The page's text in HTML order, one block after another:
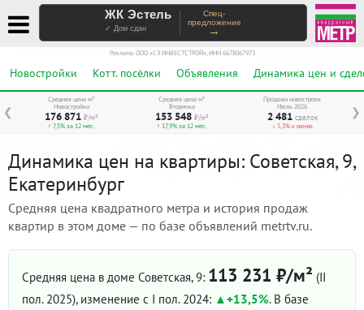
ЖК Эстель
✓ Дом сдан
Спец-
предложение
→
Реклама. ООО «СЗ ИНВЕСТСТРОЙ», ИНН 6678067973
Новостройки Котт. посёлки Объявления Динамика цен и
❮ ❯
Средняя цена м²
Новостройки
176 871 ₽/м²
↑ 7,5% за 12 мес.
Средняя цена м²
Вторичка
153 548 ₽/м²
↑ 17,9% за 12 мес.
Продажи новостроек
Июль 2026
2 481 сделок
↓ 5,3% к июню
Динамика цен на квартиры: Советская, 9,
Екатеринбург
Средняя цена квадратного метра и история продаж
квартир в этом доме — по базе объявлений metrtv.ru.
Средняя цена в доме Советская, 9: 113 231 ₽/м² (II
пол. 2025), изменение с I пол. 2024: +13,5%. В базе